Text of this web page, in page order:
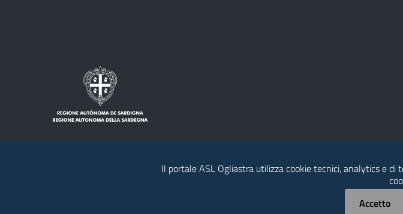
Il portale ASL Ogliastra utilizza cookie tecnici, analytics e di
Accetto